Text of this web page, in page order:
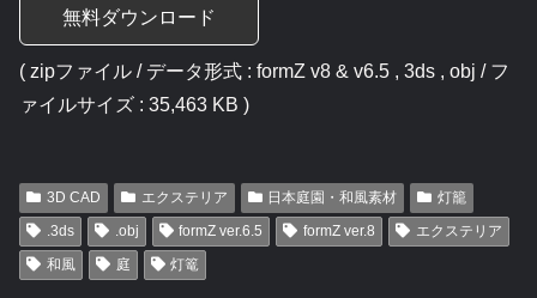
無料ダウンロード
( zipファイル / データ形式 : formZ v8 & v6.5 , 3ds , obj / フ
ァイルサイズ : 35,463 KB )
3D CAD エクステリア 日本庭園・和風素材
灯籠
.3ds
.obj formZ ver.6.5 formZ ver.8
エクステリア
和風
庭 灯篭